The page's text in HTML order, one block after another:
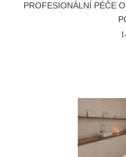
PROFESIONÁLNÍ PÉČE